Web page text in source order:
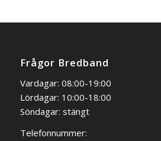
Frågor Bredband
Vardagar: 08:00-19:00
Lördagar: 10:00-18:00
Söndagar: stängt
Telefonnummer: